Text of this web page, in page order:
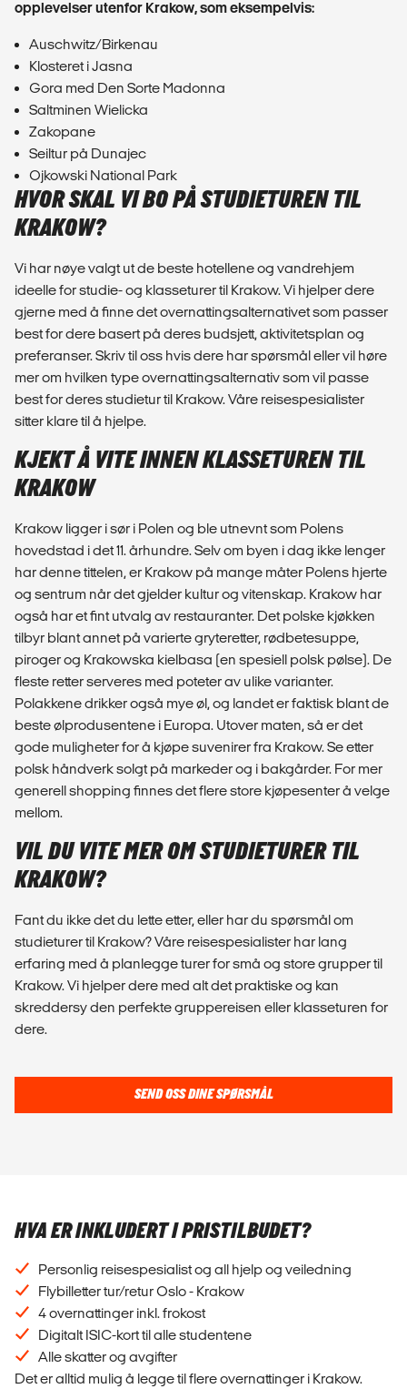
opplevelser utenfor Krakow, som eksempelvis:
Auschwitz/Birkenau
Klosteret i Jasna
Gora med Den Sorte Madonna
Saltminen Wielicka
Zakopane
Seiltur på Dunajec
Ojkowski National Park
HVOR SKAL VI BO PÅ STUDIETUREN TIL
KRAKOW?
Vi har nøye valgt ut de beste hotellene og vandrehjem
ideelle for studie- og klasseturer til Krakow. Vi hjelper dere
gjerne med å finne det overnattingsalternativet som passer
best for dere basert på deres budsjett, aktivitetsplan og
preferanser. Skriv til oss hvis dere har spørsmåleller vil høre
mer om hvilken type overnattingsalternativ som vil passe
best for deres studietur til Krakow. Våre reisespesialister
sitter klare til å hjelpe.
KJEKT Å VITE INNEN KLASSETUREN TIL
KRAKOW
Krakow ligger i sør i Polen og ble utnevnt som Polens
hovedstad i det 11. århundre. Selv om byen i dag ikke lenger
har denne tittelen, er Krakow på mange måter Polens hjerte
og sentrum når det gjelder kultur og vitenskap. Krakow har
også har et fint utvalg av restauranter. Det polske kjøkken
tilbyr blant annet på varierte gryteretter, rødbetesuppe,
piroger og Krakowska kielbasa (en spesiell polsk pølse). De
fleste retter serveres med poteter av ulike varianter.
Polakkene drikker også mye øl, og landet er faktisk blant de
beste ølprodusentene i Europa. Utover maten, så er det
gode muligheter for å kjøpe suvenirer fra Krakow. Se etter
polsk håndverk solgt på markeder og i bakgårder. For mer
generell shopping finnes det flere store kjøpesenter å velge
mellom.
VIL DU VITE MER OM STUDIETURER TIL
KRAKOW?
Fant du ikke det du lette etter, eller har du spørsmål om
studieturer til Krakow? Våre reisespesialister har lang
erfaring med å planlegge turer for små og store grupper til
Krakow. Vi hjelper dere med alt det praktiske og kan
skreddersy den perfekte gruppereisen eller klasseturen for
dere.
SEND OSS DINE SPØRSMÅL
HVA ER INKLUDERT I PRISTILBUDET?
Personlig reisespesialist og all hjelp og veiledning
Flybilletter tur/retur Oslo - Krakow
4 overnattinger inkl. frokost
Digitalt ISIC-kort til alle studentene
Alle skatter og avgifter
Det er alltid mulig å legge til flere overnattinger i Krakow.